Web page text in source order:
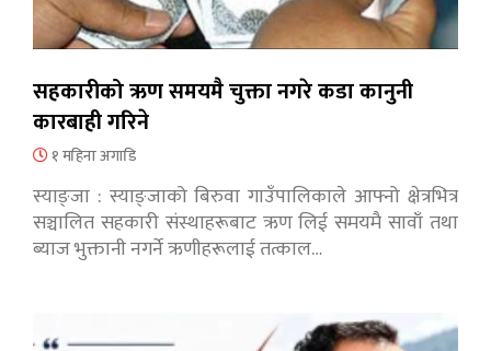
सहकारीको ऋण समयमै चुक्ता नगरे कडा कानुनी
कारबाही गरिने
१ महिना अगाडि
स्याङ्जा : स्याङ्जाको बिरुवा गाउँपालिकाले आफ्नो क्षेत्रभित्र
सञ्चालित सहकारी संस्थाहरूबाट ऋण लिई समयमै सावाँ तथा
ब्याज भुक्तानी नगर्ने ऋणीहरूलाई तत्काल…